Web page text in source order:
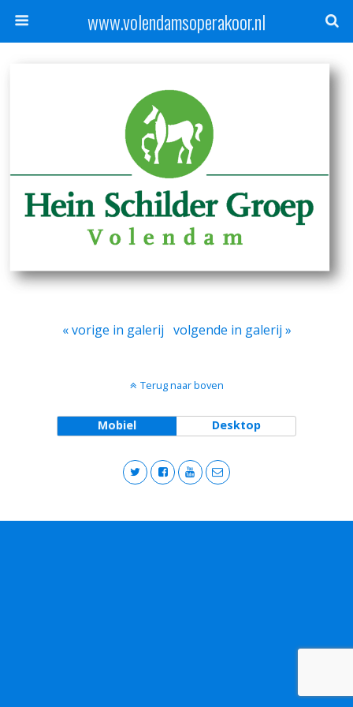
www.volendamsoperakoor.nl
« vorige in galerij volgende in galerij »
Terug naar boven
Mobiel Desktop